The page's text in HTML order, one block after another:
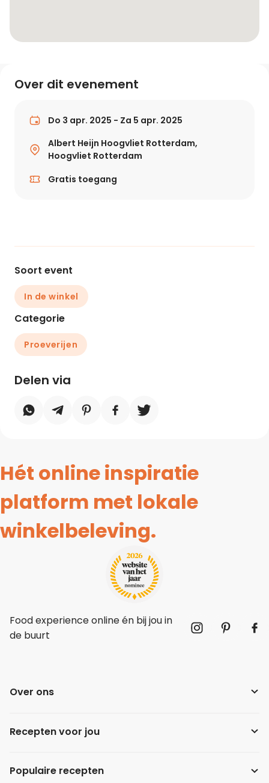
Over dit evenement
Do 3 apr. 2025 - Za 5 apr. 2025
Albert Heijn Hoogvliet Rotterdam,
Hoogvliet Rotterdam
Gratis toegang
Soort event
In de winkel
Categorie
Proeverijen
Delen via
Hét online inspiratie
platform met lokale
winkelbeleving.
Food experience online én bij jou in
de buurt
Over ons
Recepten voor jou
Populaire recepten